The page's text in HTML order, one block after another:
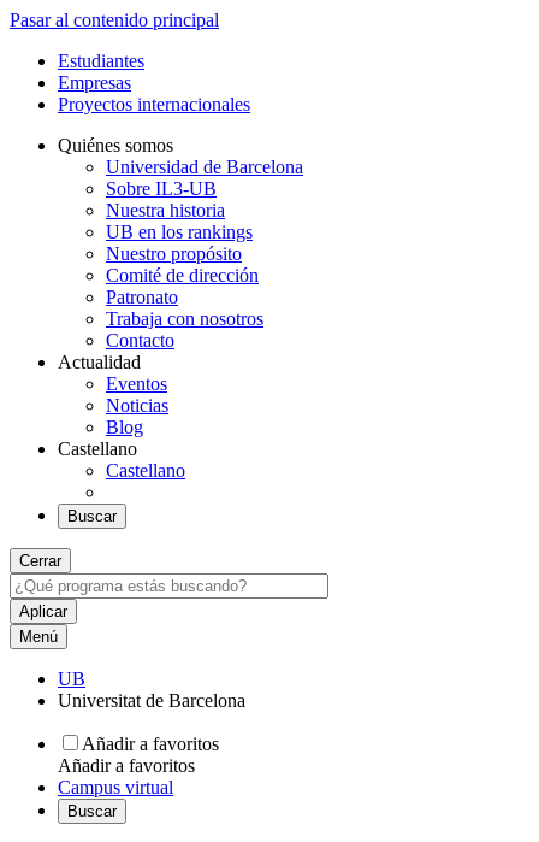
Pasar al contenido principal
Estudiantes
Empresas
Proyectos internacionales
Quiénes somos
Universidad de Barcelona
Sobre IL3-UB
Nuestra historia
UB en los rankings
Nuestro propósito
Comité de dirección
Patronato
Trabaja con nosotros
Contacto
Actualidad
Eventos
Noticias
Blog
Castellano
Castellano
Buscar
Cerrar
Menú
UB
Universitat de Barcelona
Añadir a favoritos
Añadir a favoritos
Campus virtual
Buscar